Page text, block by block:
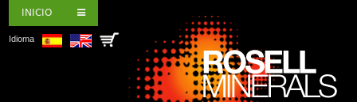
INICIO
Idioma